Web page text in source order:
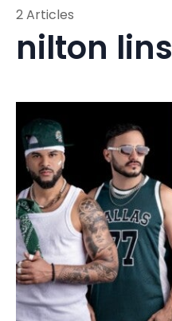
nilton lins
2 Articles